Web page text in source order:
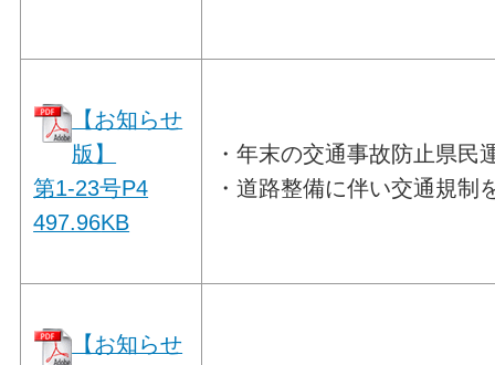
【お知らせ
版】
第1-23号P4
497.96KB
・年末の交通事故防止県民
・道路整備に伴い交通規制
【お知らせ